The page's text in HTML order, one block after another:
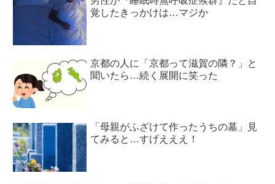
覚したきっかけは…マジか
京都の人に「京都って滋賀の隣？」と
聞いたら…続く展開に笑った
「母親がふざけて作ったうちの墓」見
てみると…すげえええ！